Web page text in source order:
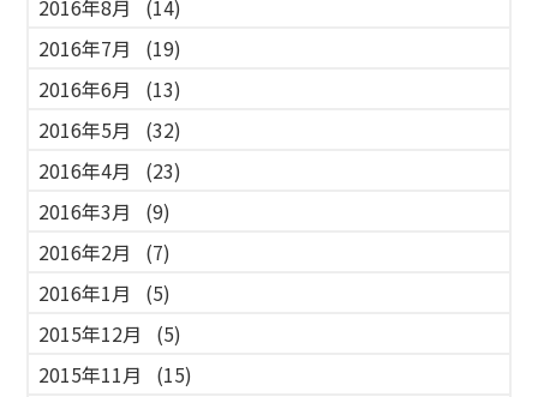
2016年8月
(14)
2016年7月
(19)
2016年6月
(13)
2016年5月
(32)
2016年4月
(23)
2016年3月
(9)
2016年2月
(7)
2016年1月
(5)
2015年12月
(5)
2015年11月
(15)